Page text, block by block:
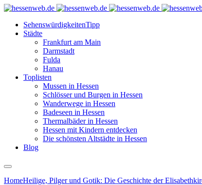
SehenswürdigkeitenTipp
Städte
Frankfurt am Main
Darmstadt
Fulda
Hanau
Toplisten
Mussen in Hessen
Schlösser und Burgen in Hessen
Wanderwege in Hessen
Badeseen in Hessen
Thermalbäder in Hessen
Hessen mit Kindern entdecken
Die schönsten Altstädte in Hessen
Blog
HomeHeilige, Pilger und Gotik: Die Geschichte der